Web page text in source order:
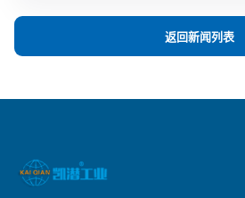
返回新闻列表